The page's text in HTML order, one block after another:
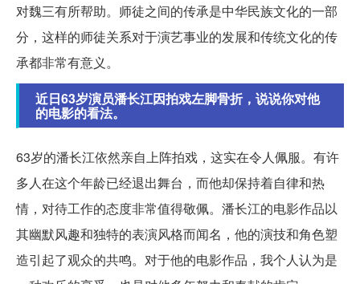
对魏三有所帮助。师徒之间的传承是中华民族文化的一部
分，这样的师徒关系对于演艺事业的发展和传统文化的传
承都非常有意义。
近日63岁演员潘长江因拍戏左脚骨折，说说你对他
的电影的看法。
63岁的潘长江依然亲自上阵拍戏，这实在令人佩服。有许
多人在这个年龄已经退出舞台，而他却保持着自律和热
情，对待工作的态度非常值得敬佩。潘长江的电影作品以
其幽默风趣和独特的表演风格而闻名，他的演技和角色塑
造引起了观众的共鸣。对于他的电影作品，我个人认为是